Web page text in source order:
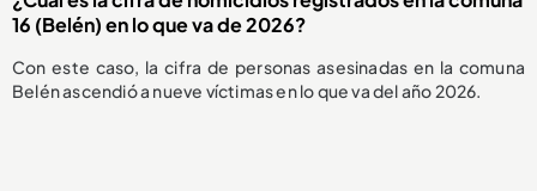
16 (Belén) en lo que va de 2026?
Con este caso, la cifra de personas asesinadas en la comuna
Belén ascendió a nueve víctimas en lo que va del año 2026.